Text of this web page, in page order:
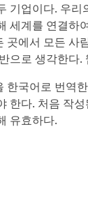
기업이다. 우리
세계를 연결하
곳에서 모든 사
으로 생각한다.
국어로 번역
한다. 처음 작
유효하다.